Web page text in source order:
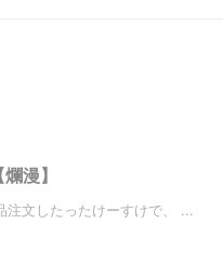
漫】
文したったけーすけで、 ...